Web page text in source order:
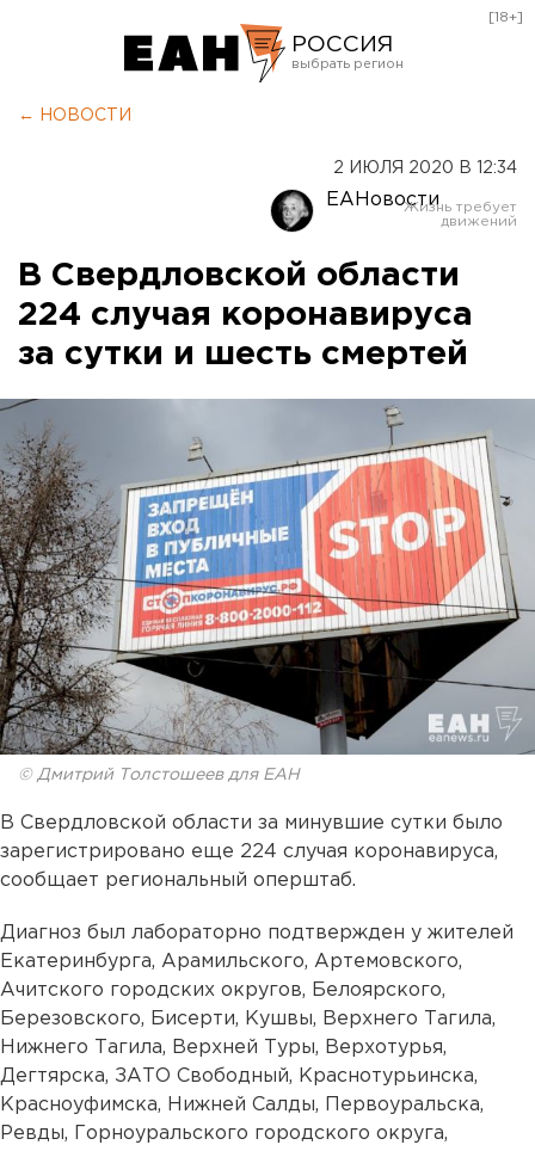
РОССИЯ
Оренбург
[18+]
← НОВОСТИ
2 ИЮЛЯ 2020 В 12:34
ЕАНовости
В Свердловской области
224 случая коронавируса
за сутки и шесть смертей
© Дмитрий Толстошеев для ЕАН
В Свердловской области за минувшие сутки было
зарегистрировано еще 224 случая коронавируса,
сообщает региональный оперштаб.
Диагноз был лабораторно подтвержден у жителей
Екатеринбурга, Арамильского, Артемовского,
Ачитского городских округов, Белоярского,
Березовского, Бисерти, Кушвы, Верхнего Тагила,
Нижнего Тагила, Верхней Туры, Верхотурья,
Дегтярска, ЗАТО Свободный, Краснотурьинска,
Красноуфимска, Нижней Салды, Первоуральска,
Ревды, Горноуральского городского округа,